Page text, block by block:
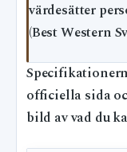
värdesätter
(Best Western
officiella sida
bild av vad du